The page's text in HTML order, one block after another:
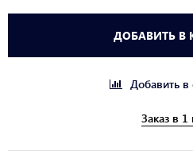
ДОБАВИТЬ В
Добавить в
Заказ в 1